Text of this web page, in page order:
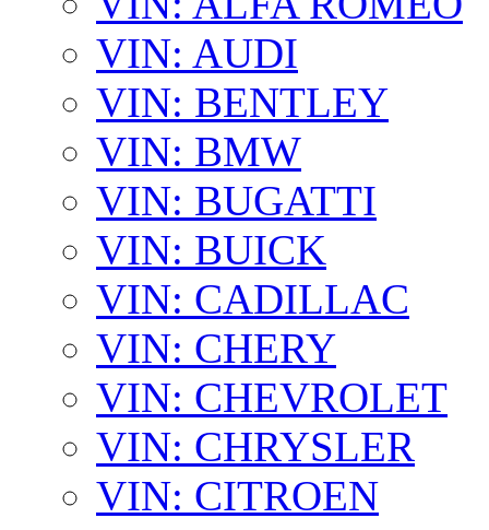
VIN: AUDI
VIN: BENTLEY
VIN: BMW
VIN: BUGATTI
VIN: BUICK
VIN: CADILLAC
VIN: CHERY
VIN: CHEVROLET
VIN: CHRYSLER
VIN: CITROEN